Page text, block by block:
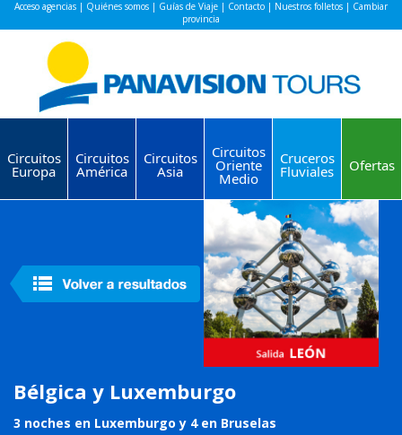
Acceso agencias | Quiénes somos | Guías de Viaje | Contacto | Nuestros folletos | Cambiar
provincia
Circuitos
Europa
Circuitos
América
Circuitos
Asia
Circuitos
Oriente
Medio
Cruceros
Fluviales Ofertas
Bélgica y Luxemburgo
3 noches en Luxemburgo y 4 en Bruselas